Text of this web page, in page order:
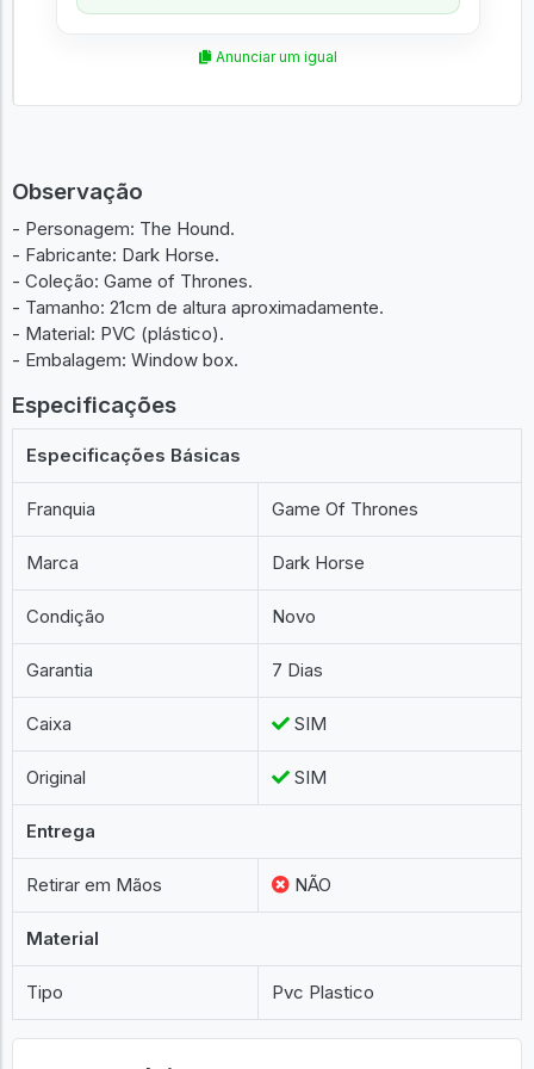
Anunciar um igual
Observação
- Personagem: The Hound.
- Fabricante: Dark Horse.
- Coleção: Game of Thrones.
- Tamanho: 21cm de altura aproximadamente.
- Material: PVC (plástico).
- Embalagem: Window box.
Especificações
Especificações Básicas
Franquia Game Of Thrones
Marca Dark Horse
Condição Novo
Garantia 7 Dias
Caixa SIM
Original SIM
Entrega
Retirar em Mãos NÃO
Material
Tipo Pvc Plastico